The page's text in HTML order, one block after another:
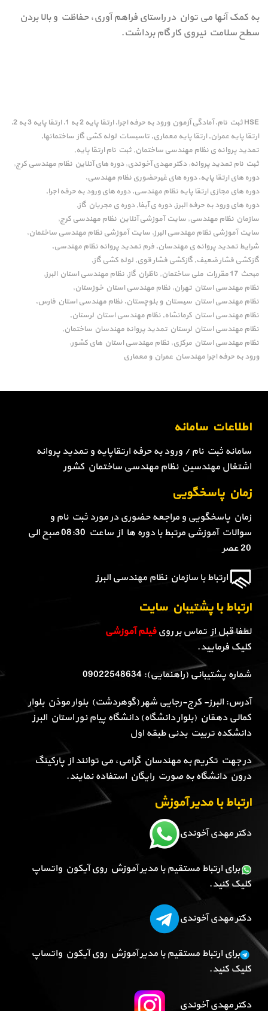
به کمک آنها می توان در راستای فراهم آوری، حفاظت و بالا بردن
سطح سلامت نیروی کار گام برداشت.
HSE ثبت نام ,آمادگی آزمون ورود به حرفه اجرا, ارتقا پایه 2 به 1 , ارتقا پایه 3 به 2 ,
ارتقا پایه عمران, ارتقا پایه معماری, تاسیسات لوله کشی گاز ساختمانها,
تمدید پروانه ی نظام مهندسی ساختمان, ثبت نام ارتقا پایه,
ثبت نام تمدید پروانه,دکتر مهدی آخوندی,دوره های آنلاین نظام مهندسی کرج,
دوره های ارتقا پایه,دوره های غیرحضوری نظام مهندسی,
دوره های مجازی ارتقا پایه نظام مهندسی,دوره های ورود به حرفه اجرا,
دوره های ورود به حرفه البرز,دوره ی آبفا,دوره ی مجریان گاز,
سازمان نظام مهندسی, سایت آموزشی آنلاین نظام مهندسی کرج,
سایت آموزشی نظام مهندسی البرز, سایت آموزشی نظام مهندسی ساختمان,
شرایط تمدید پروانه ی مهندسان, فرم تمدید پروانه نظام مهندسی,
گازکشی فشار ضعیف, گازکشی فشار قوی, لوله کشی گاز,
مبحث 17 مقررات ملی ساختمان , ناظران گاز, نظام مهندسی استان البرز,
نظام مهندسی استان تهران, نظام مهندسی استان خوزستان,
نظام مهندسی استان سیستان و بلوچستان, نظام مهندسی استان فارس,
نظام مهندسی استان کرمانشاه, نظام مهندسی استان لرستان,
نظام مهندسی استان لرستان تمدید پروانه مهندسان ساختمان,
نظام مهندسی استان مرکزی, نظام مهندسی استان های کشور,
ورود به حرفه اجرا مهندسان عمران و معماری
اطلاعات سامانه
سامانه ثبت نام / ورود به حرفه ارتقاپایه و تمدید پروانه
اشتغال مهندسین نظام مهندسی ساختمان کشور
زمان پاسخگویی
زمان پاسخگویی و مراجعه حضوری در مورد ثبت نام و
سوالات آموزشی مرتبط با دوره ها از ساعت 08:30 صبح الی
20 عصر
ارتباط با سازمان نظام مهندسی البرز
ارتباط با پشتیبان سایت
لطفا قبل از تماس بر رویفیلم آموزشی
کلیک فرمایید.
شماره پشتیبانی (راهنمایی): 09022548634
آدرس: البرز- کرج-رجایی شهر (گوهردشت) بلوار موذن بلوار
کمالی دهقان (بلوار دانشگاه) دانشگاه پیام نور استان البرز
دانشکده تربیت بدنی طبقه اول
در جهت تکریم به مهندسان گرامی، می توانند از پارکینگ
درون دانشگاه به صورت رایگان استفاده نمایند.
ارتباط با مدیر آموزش
دکتر مهدی آخوندی
برای ارتباط مستقیم با مدیر آموزش روی آیکون واتساپ
کلیک کنید.
دکتر مهدی آخوندی
برای ارتباط مستقیم با مدیر آموزش روی آیکون واتساپ
کلیک کنید.
دکتر مهدی آخوندی